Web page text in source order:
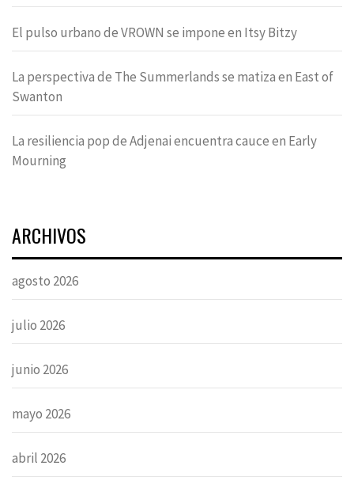
El pulso urbano de VROWN se impone en Itsy Bitzy
La perspectiva de The Summerlands se matiza en East of
Swanton
La resiliencia pop de Adjenai encuentra cauce en Early
Mourning
ARCHIVOS
agosto 2026
julio 2026
junio 2026
mayo 2026
abril 2026